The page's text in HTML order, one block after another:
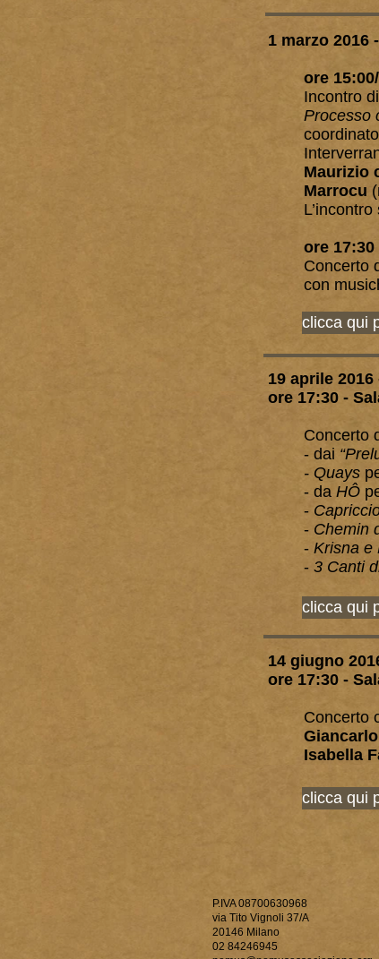
1 marzo 2016
ore
Incontro
Processo
Maurizio
Marrocu
ore 17:30
Concerto
con
19 aprile
ore 17:30 -
Concerto
- dai
- Quays
- da HÔ
-
- Chemin
- Krisna e
- 3 Canti
14 giugno
ore 17:30 -
Concerto
Isabella
clicca qui
clicca qui
clicca qui
P.IVA 08700630968
via Tito Vignoli 37/A
20146 Milano
02 84246945